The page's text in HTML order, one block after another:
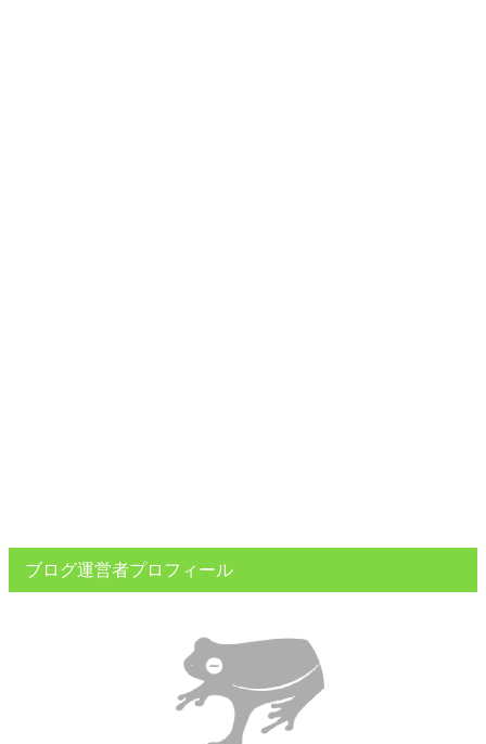
ブログ運営者プロフィール